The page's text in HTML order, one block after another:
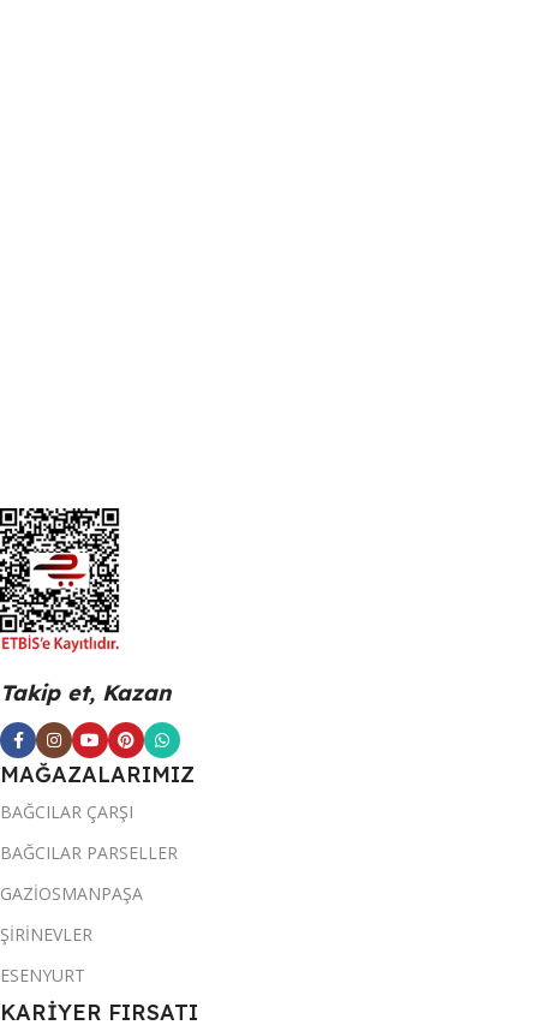
Takip et, Kazan
MAĞAZALARIMIZ
BAĞCILAR ÇARŞI
BAĞCILAR PARSELLER
GAZİOSMANPAŞA
ŞİRİNEVLER
ESENYURT
KARİYER FIRSATI